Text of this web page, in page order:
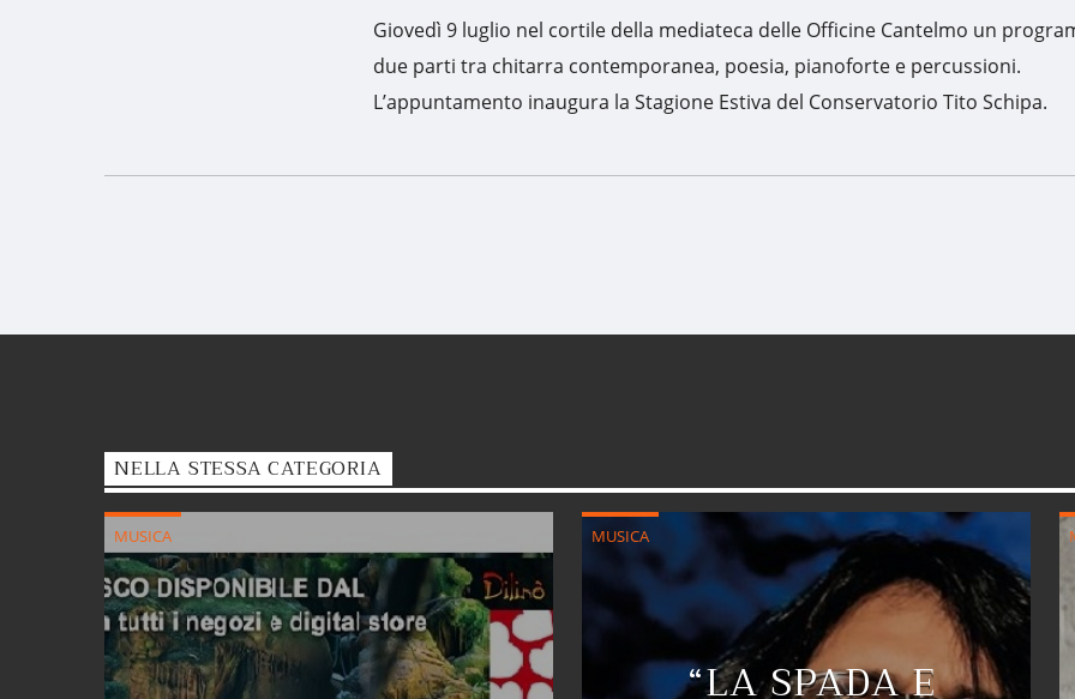
Giovedì 9 luglio nel cortile della mediateca delle Officine Cantelmo un
due parti tra chitarra contemporanea, poesia, pianoforte e percussioni.
L’appuntamento inaugura la Stagione Estiva del Conservatorio Tito Schipa.
NELLA STESSA CATEGORIA
MUSICA MUSICA
“LA SPADA E